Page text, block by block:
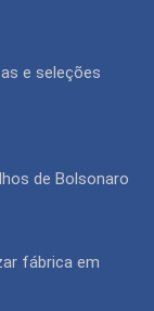
e seleções
de Bolsonaro
fábrica em